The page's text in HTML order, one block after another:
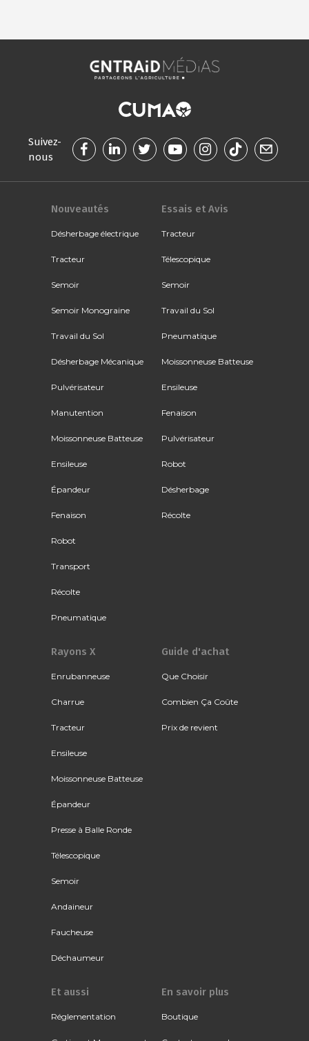
Suivez-
nous
Nouveautés
Désherbage électrique
Tracteur
Semoir
Semoir Monograine
Travail du Sol
Désherbage Mécanique
Pulvérisateur
Manutention
Moissonneuse Batteuse
Ensileuse
Épandeur
Fenaison
Robot
Transport
Récolte
Pneumatique
Essais et Avis
Tracteur
Télescopique
Semoir
Travail du Sol
Pneumatique
Moissonneuse Batteuse
Ensileuse
Fenaison
Pulvérisateur
Robot
Désherbage
Récolte
Rayons X
Enrubanneuse
Charrue
Tracteur
Ensileuse
Moissonneuse Batteuse
Épandeur
Presse à Balle Ronde
Télescopique
Semoir
Andaineur
Faucheuse
Déchaumeur
Guide d'achat
Que Choisir
Combien Ça Coûte
Prix de revient
Et aussi
Réglementation
En savoir plus
Boutique